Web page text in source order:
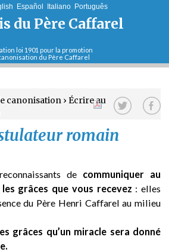
Jump to navigation
du Père Caffarel
loi 1901 pour la promotion
du Père Caffarel
Español Italiano Português
canonisation › Écrire au
romain
de communiquer au
grâces que vous recevez : elles
du Père Henri Caffarel au milieu
grâces qu’un miracle sera donné